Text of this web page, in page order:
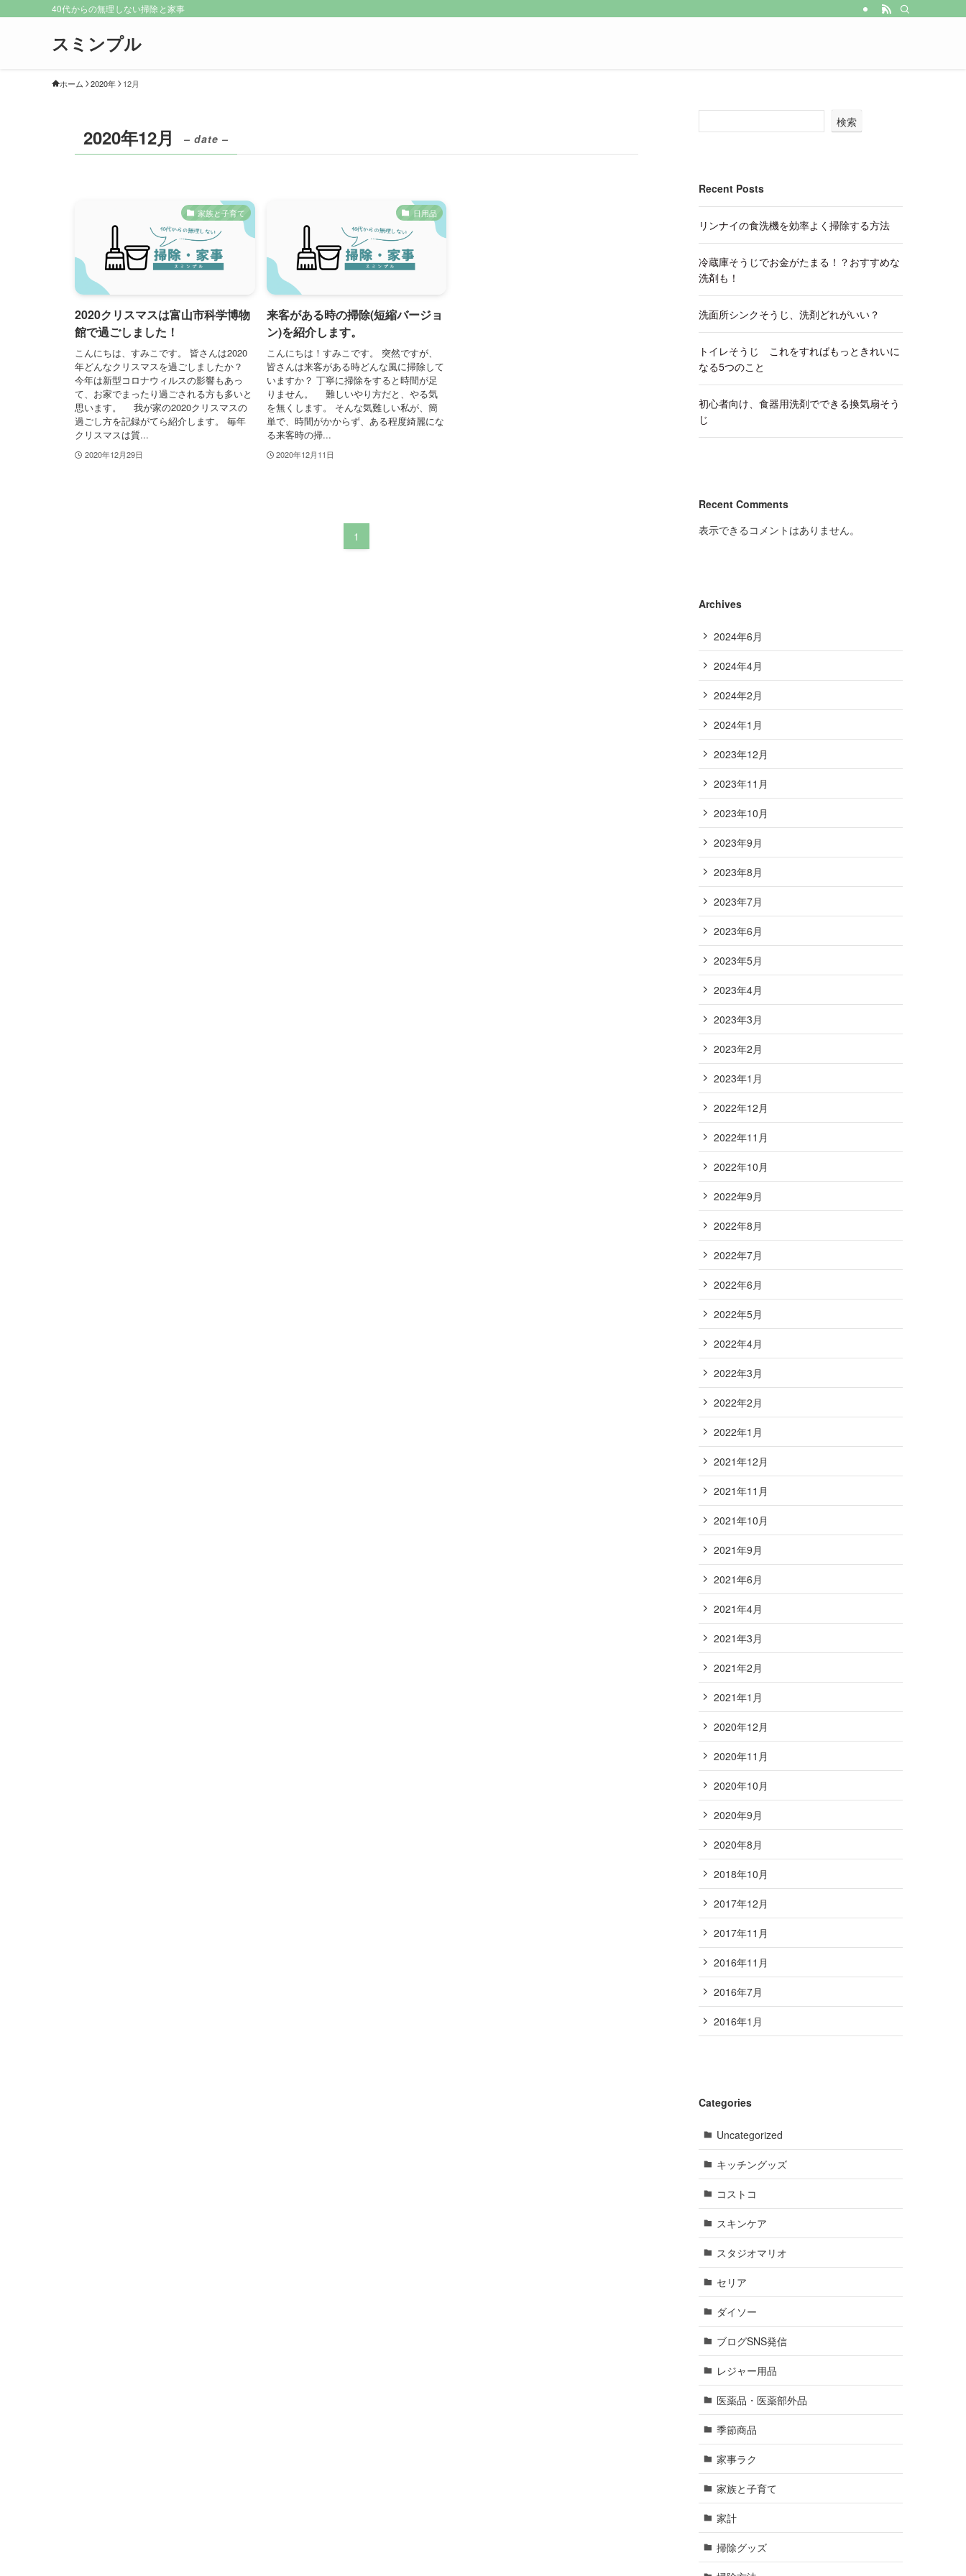
40代からの無理しない掃除と家事
スミンプル
ホーム 2020年 12月
2020年12月 – date –
家族と子育て
2020クリスマスは富山市科学博物
館で過ごしました！
こんにちは、すみこです。 皆さんは2020
年どんなクリスマスを過ごしましたか？
今年は新型コロナウィルスの影響もあっ
て、お家でまったり過ごされる方も多いと
思います。 我が家の2020クリスマスの
過ごし方を記録がてら紹介します。 毎年
クリスマスは質...
2020年12月29日
日用品
来客がある時の掃除(短縮バージョ
ン)を紹介します。
こんにちは！すみこです。 突然ですが、
皆さんは来客がある時どんな風に掃除して
いますか？ 丁寧に掃除をすると時間が足
りません。 難しいやり方だと、やる気
を無くします。 そんな気難しい私が、簡
単で、時間がかからず、ある程度綺麗にな
る来客時の掃...
2020年12月11日
1
検索
Recent Posts
リンナイの食洗機を効率よく掃除する方法
冷蔵庫そうじでお金がたまる！？おすすめな
洗剤も！
洗面所シンクそうじ、洗剤どれがいい？
トイレそうじ これをすればもっときれいに
なる5つのこと
初心者向け、食器用洗剤でできる換気扇そう
じ
Recent Comments
表示できるコメントはありません。
Archives
2024年6月
2024年4月
2024年2月
2024年1月
2023年12月
2023年11月
2023年10月
2023年9月
2023年8月
2023年7月
2023年6月
2023年5月
2023年4月
2023年3月
2023年2月
2023年1月
2022年12月
2022年11月
2022年10月
2022年9月
2022年8月
2022年7月
2022年6月
2022年5月
2022年4月
2022年3月
2022年2月
2022年1月
2021年12月
2021年11月
2021年10月
2021年9月
2021年6月
2021年4月
2021年3月
2021年2月
2021年1月
2020年12月
2020年11月
2020年10月
2020年9月
2020年8月
2018年10月
2017年12月
2017年11月
2016年11月
2016年7月
2016年1月
Categories
Uncategorized
キッチングッズ
コストコ
スキンケア
スタジオマリオ
セリア
ダイソー
ブログSNS発信
レジャー用品
医薬品・医薬部外品
季節商品
家事ラク
家族と子育て
家計
掃除グッズ